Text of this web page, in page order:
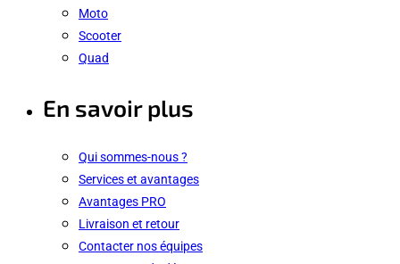
Moto
Scooter
Quad
En savoir plus
Qui sommes-nous ?
Services et avantages
Avantages PRO
Livraison et retour
Contacter nos équipes